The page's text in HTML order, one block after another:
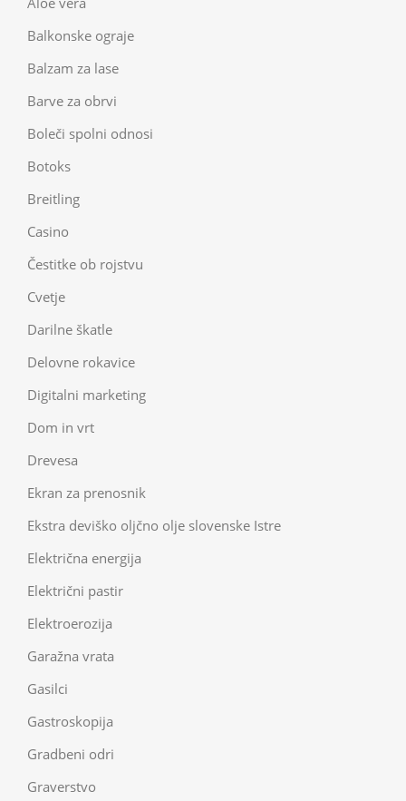
Balkonske ograje
Balzam za lase
Barve za obrvi
Boleči spolni odnosi
Botoks
Breitling
Casino
Čestitke ob rojstvu
Cvetje
Darilne škatle
Delovne rokavice
Digitalni marketing
Dom in vrt
Drevesa
Ekran za prenosnik
Ekstra deviško oljčno olje slovenske Istre
Električna energija
Električni pastir
Elektroerozija
Garažna vrata
Gasilci
Gastroskopija
Gradbeni odri
Graverstvo